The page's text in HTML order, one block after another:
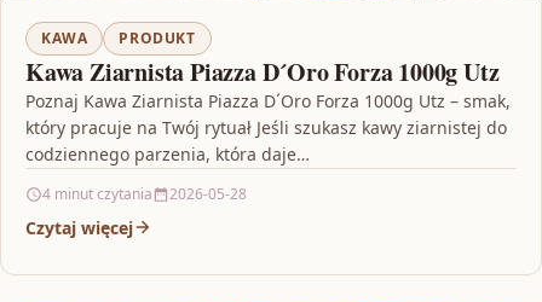
KAWA PRODUKT
Kawa Ziarnista Piazza D´Oro Forza 1000g Utz
Poznaj Kawa Ziarnista Piazza D´Oro Forza 1000g Utz – smak,
który pracuje na Twój rytuał Jeśli szukasz kawy ziarnistej do
codziennego parzenia, która daje…
4 minut czytania 2026-05-28
Czytaj więcej